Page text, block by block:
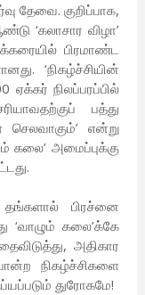
தேவை. குறிப்பாக,
‘கலாசார விழா’
பிரமாண்ட
‘நிகழ்ச்சியின்
நிலப்பரப்பில்
பத்து
என்று
கலை’ அமைப்புக்கு
தங்களால் பிரச்னை
‘வாழும் கலை’க்கே
அதிகார
நிகழ்ச்சிகளை
துரோகமே!